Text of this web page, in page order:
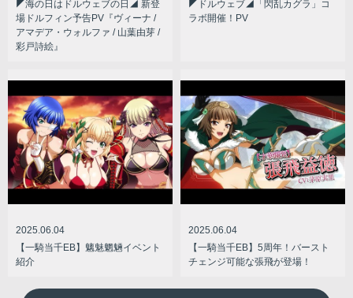
◤海の日はドルウェブの日◢ 新登
場ドルフィン予告PV『ヴィーナ /
アマデア・ウォルファ / 山葉由芽 /
彩戸詩絵』
◤ドルウェブ◢「閃乱カグラ」コ
ラボ開催！PV
2025.06.04
【一騎当千EB】魑魅魍魎イベント
紹介
2025.06.04
【一騎当千EB】5周年！バースト
チェンジ可能な張飛が登場！